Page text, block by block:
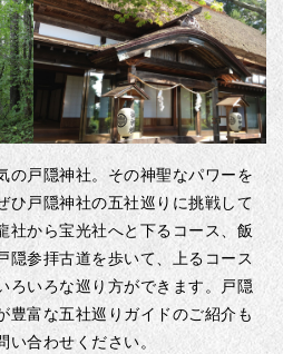
の戸隠神社。その神聖なパワーを
ひ戸隠神社の五社巡りに挑戦して
社から宝光社へと下るコース、飯
隠参拝古道を歩いて、上るコース
ろいろな巡り方ができます。戸隠
豊富な五社巡りガイドのご紹介も
い合わせください。